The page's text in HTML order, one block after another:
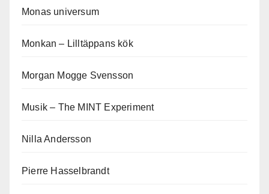
Monas universum
Monkan – Lilltäppans kök
Morgan Mogge Svensson
Musik – The MINT Experiment
Nilla Andersson
Pierre Hasselbrandt